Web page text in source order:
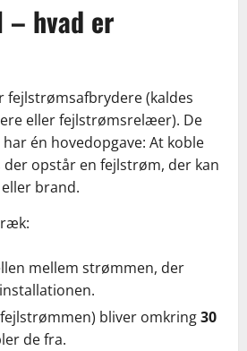
– hvad er
fejlstrømsafbrydere (kaldes
eller fejlstrømsrelæer). De
én hovedopgave: At koble
opstår en fejlstrøm, der kan
brand.
mellem strømmen, der
bliver omkring30
de fra.